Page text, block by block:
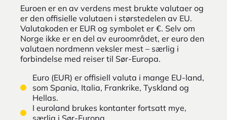
Euroen er en av verdens mest brukte valutaer og
er den offisielle valutaen i størstedelen av EU.
Valutakoden er EUR og symbolet er €. Selv om
Norge ikke er en del av euroområdet, er euro den
valutaen nordmenn veksler mest – særlig i
forbindelse med reiser til Sør-Europa.
Euro (EUR) er offisiell valuta i mange EU-land,
som Spania, Italia, Frankrike, Tyskland og
Hellas.
I euroland brukes kontanter fortsatt mye,